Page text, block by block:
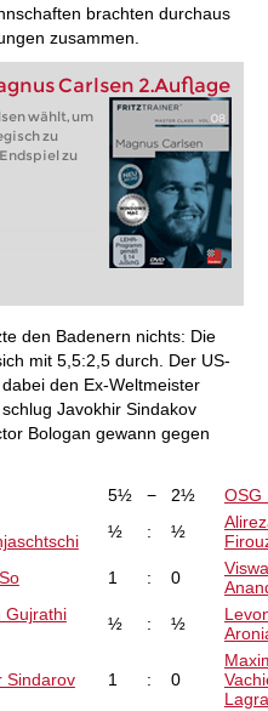
brachten durchaus
zusammen.
Carlsen 2.Auflage
wählt, um
zu
zu
den Badenern nichts: Die
mit 5,5:2,5 durch. Der US-
den Ex-Weltmeister
Javokhir Sindakov
Bologan gewann gegen
5½ − 2½
OSG
½ : ½
1 : 0
Gujrathi
½ : ½
Sindarov 1 : 0